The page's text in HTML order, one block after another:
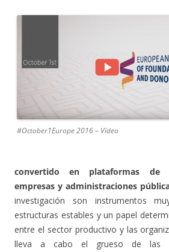
#October1Europe 2016 – Vídeo
convertido en plataformas de
empresas y administraciones
investigación son instrumentos
estructuras estables y un papel
entre el sector productivo y las
lleva a cabo el grueso de las